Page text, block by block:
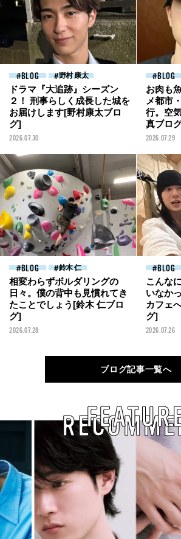
BLOG 野村 康太
ドラマ『大追跡』シーズン
２！ 刑事らしく成長した城を
お届けします[野村康太ブロ
グ]
2026.07.30
BLOG
お肉も
メ都市
行。空
真ブロ
2026.07.29
BLOG 鈴木 仁
相変わらずボルダリングの
日々。僕の背中も見慣れてき
たことでしょう[鈴木 仁ブロ
グ]
2026.07.28
BLOG
こんな
いなか
カフェ
グ]
2026.07.26
ブログ記事一覧へ